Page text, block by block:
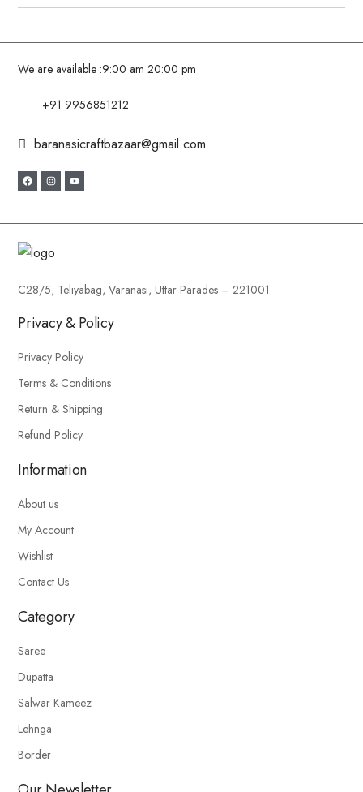
We are available :9:00 am 20:00 pm
+91 9956851212
baranasicraftbazaar@gmail.com
C28/5, Teliyabag, Varanasi, Uttar Parades – 221001
Privacy & Policy
Privacy Policy
Terms & Conditions
Return & Shipping
Refund Policy
Information
About us
My Account
Wishlist
Contact Us
Category
Saree
Dupatta
Salwar Kameez
Lehnga
Border